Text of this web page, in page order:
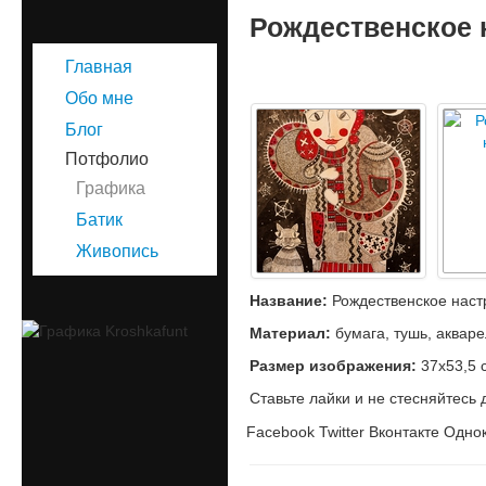
Главная
Обо мне
Блог
Потфолио
Графика
Батик
Живопись
Рождественское
Название: Рождественское
Материал: бумага, тушь,
Размер изображения: 37х53,5
Ставьте лайки и не стесняйтесь
Facebook Twitter Вконтакте